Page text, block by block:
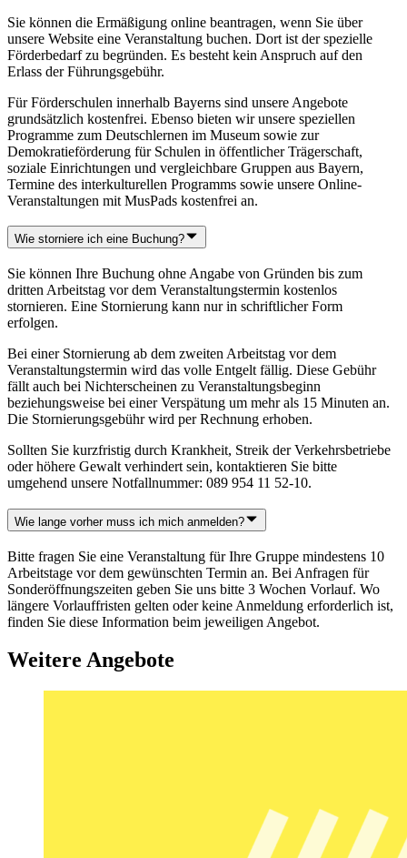
Sie können die Ermäßigung online beantragen, wenn Sie über
unsere Website eine Veranstaltung buchen. Dort ist der spezielle
Förderbedarf zu begründen. Es besteht kein Anspruch auf den
Erlass der Führungsgebühr.
Für Förderschulen innerhalb Bayerns sind unsere Angebote
grundsätzlich kostenfrei. Ebenso bieten wir unsere speziellen
Programme zum Deutschlernen im Museum sowie zur
Demokratieförderung für Schulen in öffentlicher Trägerschaft,
soziale Einrichtungen und vergleichbare Gruppen aus Bayern,
Termine des interkulturellen Programms sowie unsere Online-
Veranstaltungen mit MusPads kostenfrei an.
Wie storniere ich eine Buchung?
Sie können Ihre Buchung ohne Angabe von Gründen bis zum
dritten Arbeitstag vor dem Veranstaltungstermin kostenlos
stornieren. Eine Stornierung kann nur in schriftlicher Form
erfolgen.
Bei einer Stornierung ab dem zweiten Arbeitstag vor dem
Veranstaltungstermin wird das volle Entgelt fällig. Diese Gebühr
fällt auch bei Nichterscheinen zu Veranstaltungsbeginn
beziehungsweise bei einer Verspätung um mehr als 15 Minuten an.
Die Stornierungsgebühr wird per Rechnung erhoben.
Sollten Sie kurzfristig durch Krankheit, Streik der Verkehrsbetriebe
oder höhere Gewalt verhindert sein, kontaktieren Sie bitte
umgehend unsere Notfallnummer: 089 954 11 52-10.
Wie lange vorher muss ich mich anmelden?
Bitte fragen Sie eine Veranstaltung für Ihre Gruppe mindestens 10
Arbeitstage vor dem gewünschten Termin an. Bei Anfragen für
Sonderöffnungszeiten geben Sie uns bitte 3 Wochen Vorlauf. Wo
längere Vorlauffristen gelten oder keine Anmeldung erforderlich ist,
finden Sie diese Information beim jeweiligen Angebot.
Weitere Angebote